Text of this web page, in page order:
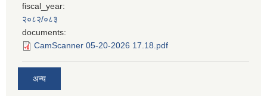
fiscal_year:
२०८२/०८३
documents:
CamScanner 05-20-2026 17.18.pdf
अन्य